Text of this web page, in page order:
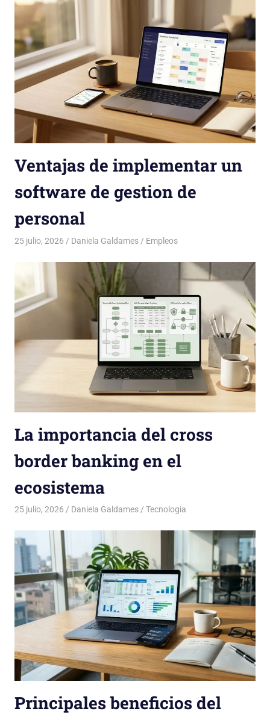
Ventajas de implementar un
software de gestion de
personal
25 julio, 2026 Daniela Galdames Empleos
La importancia del cross
border banking en el
ecosistema
25 julio, 2026 Daniela Galdames Tecnologia
Principales beneficios del